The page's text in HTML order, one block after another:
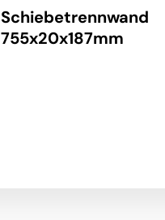
Schiebetrennwand
755x20x187mm